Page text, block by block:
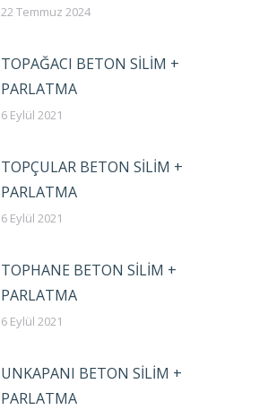
22 Temmuz 2024
TOPAĞACI BETON SİLİM +
PARLATMA
6 Eylül 2021
TOPÇULAR BETON SİLİM +
PARLATMA
6 Eylül 2021
TOPHANE BETON SİLİM +
PARLATMA
6 Eylül 2021
UNKAPANI BETON SİLİM +
PARLATMA